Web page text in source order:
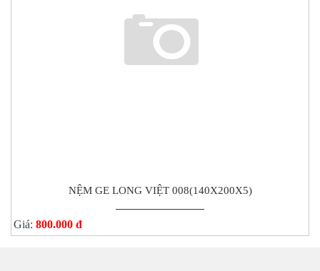
NỆM GE LONG VIỆT 008(140X200X5)
Giá: 800.000 đ